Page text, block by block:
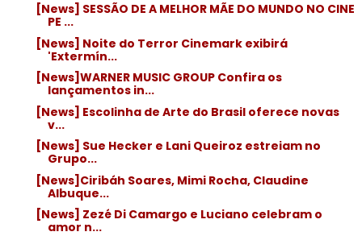
[News] SESSÃO DE A MELHOR MÃE DO MUNDO NO CINE
PE ...
[News] Noite do Terror Cinemark exibirá
'Extermín...
[News]WARNER MUSIC GROUP Confira os
lançamentos in...
[News] Escolinha de Arte do Brasil oferece novas
v...
[News] Sue Hecker e Lani Queiroz estreiam no
Grupo...
[News]Ciribáh Soares, Mimi Rocha, Claudine
Albuque...
[News] Zezé Di Camargo e Luciano celebram o
amor n...